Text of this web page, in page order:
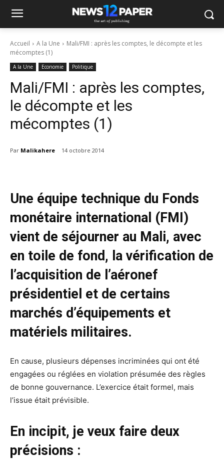
Accueil A la Une
Mali/FMI : après les comptes, le décompte et les
mécomptes (1)
A la Une Economie Politique
Mali/FMI : après les comptes,
le décompte et les
mécomptes (1)
Par Malikahere 14 octobre 2014
Une équipe technique du Fonds
monétaire international (FMI)
vient de séjourner au Mali, avec
en toile de fond, la vérification de
l’acquisition de l’aéronef
présidentiel et de certains
marchés d’équipements et
matériels militaires.
En cause, plusieurs dépenses incriminées qui ont été
engagées ou réglées en violation présumée des règles
de bonne gouvernance. L’exercice était formel, mais
l’issue était prévisible.
En incipit, je veux faire deux
précisions :